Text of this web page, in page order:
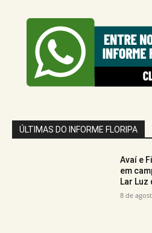
ÚLTIMAS DO INFORME FLORIPA
Avaí e
em
Lar Luz
8 de